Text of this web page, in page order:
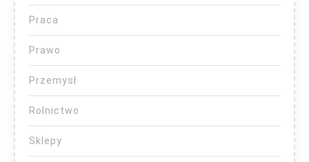
Praca
Prawo
Przemysł
Rolnictwo
Sklepy